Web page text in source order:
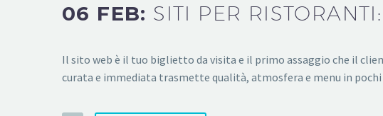
06 FEB: SITI PER
Il sito web è il tuo biglietto da visita e il primo assaggio che il
curata e immediata trasmette qualità, atmosfera e menu in